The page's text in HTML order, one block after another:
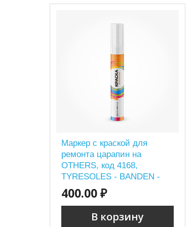
Маркер с краской для
ремонта царапин на
OTHERS, код 4168,
TYRESOLES - BANDEN -
ZWART
400.00 ₽
В корзину